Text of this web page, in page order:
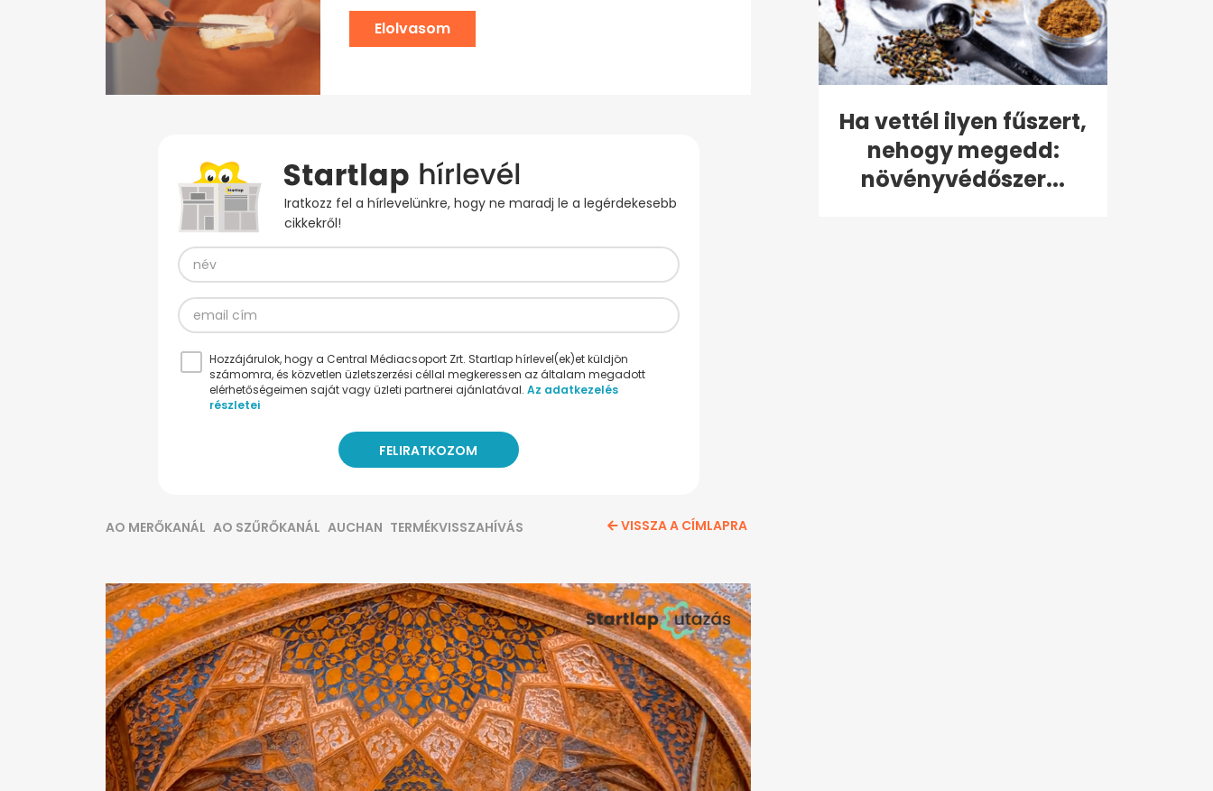
Elolvasom
Iratkozz fel a hírlevelünkre, hogy ne maradj le a legérdekesebb
cikkekről!
Hozzájárulok, hogy a Central Médiacsoport Zrt. Startlap hírlevel(ek)et küldjön
számomra, és közvetlen üzletszerzési céllal megkeressen az általam megadott
elérhetőségeimen saját vagy üzleti partnerei ajánlatával. Az adatkezelés
részletei
AO MERŐKANÁL AO SZŰRŐKANÁL AUCHAN TERMÉKVISSZAHÍVÁS VISSZA A CÍMLAPRA
Ha vettél ilyen fűszert,
nehogy megedd:
növényvédőszer...